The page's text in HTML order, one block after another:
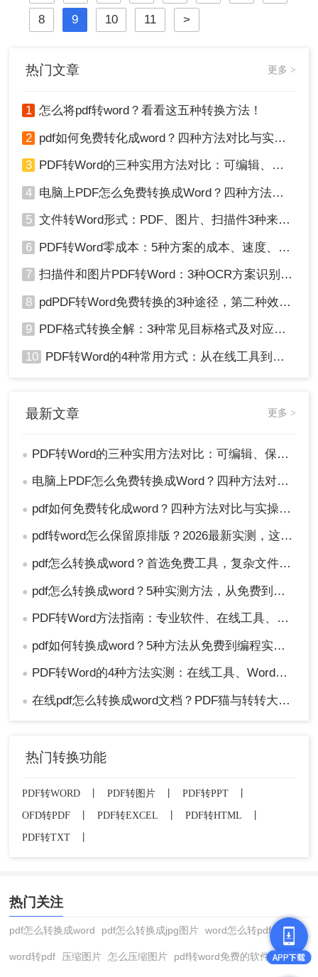
EXCEL/WORD等这些常用的文档格
式简单，于是，很多小白都想要直接
下面跟小编一起看看吧。
8 9 10 11 >
热门文章 更多 >
1 怎么将pdf转word？看看这五种转换方法！
2 pdf如何免费转化成word？四种方法对比与实操指南（附详细表格）
3 PDF转Word的三种实用方法对比：可编辑、保格式、避风险！
4 电脑上PDF怎么免费转换成Word？四种方法对比与实操指南（附详细表格）!
5 文件转Word形式：PDF、图片、扫描件3种来源分别怎么处理！
6 PDF转Word零成本：5种方案的成本、速度、精度对比！
7 扫描件和图片PDF转Word：3种OCR方案识别率实测！
8 pdPDF转Word免费转换的3种途径，第二种效率最高！
9 PDF格式转换全解：3种常见目标格式及对应操作方法！
10 PDF转Word的4种常用方式：从在线工具到桌面软件全梳理！
最新文章 更多 >
● PDF转Word的三种实用方法对比：可编辑、保格式、避风险！
● 电脑上PDF怎么免费转换成Word？四种方法对比与实操指南（附详细表格）!
● pdf如何免费转化成word？四种方法对比与实操指南（附详细表格）
● pdf转word怎么保留原排版？2026最新实测，这5种方法从免费到专业全搞定！
● pdf怎么转换成word？首选免费工具，复杂文件再上专业软件！
● pdf怎么转换成word？5种实测方法，从免费到专业全攻略！
● PDF转Word方法指南：专业软件、在线工具、Word内置与改后缀名4种方案对比！
● pdf如何转换成word？5种方法从免费到编程实测对比！
● PDF转Word的4种方法实测：在线工具、Word、Adobe与开源软件对比！！
● 在线pdf怎么转换成word文档？PDF猫与转转大师2种在线工具使用指南与功能对比！
热门转换功能
PDF转WORD PDF转图片 PDF转PPT
OFD转PDF
PDF转EXCEL PDF转HTML
PDF转TXT
热门关注
pdf怎么转换成word pdf怎么转换成jpg图片 word怎么转pdf
word转pdf 压缩图片 怎么压缩图片 pdf转word免费的软件